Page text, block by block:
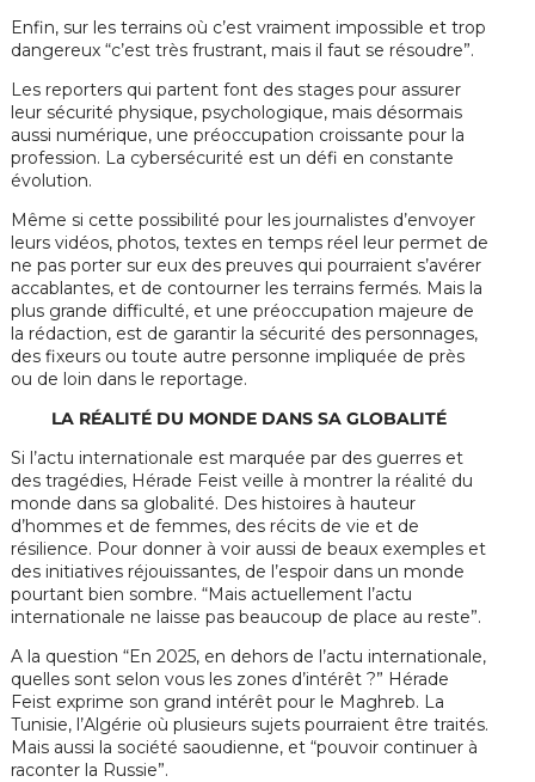
Enfin, sur les terrains où c’est vraiment impossible et trop
dangereux “c’est très frustrant, mais il faut se résoudre”.
Les reporters qui partent font des stages pour assurer
leur sécurité physique, psychologique, mais désormais
aussi numérique, une préoccupation croissante pour la
profession. La cybersécurité est un défi en constante
évolution.
Même si cette possibilité pour les journalistes d’envoyer
leurs vidéos, photos, textes en temps réel leur permet de
ne pas porter sur eux des preuves qui pourraient s’avérer
accablantes, et de contourner les terrains fermés. Mais la
plus grande difficulté, et une préoccupation majeure de
la rédaction, est de garantir la sécurité des personnages,
des fixeurs ou toute autre personne impliquée de près
ou de loin dans le reportage.
LA RÉALITÉ DU MONDE DANS SA GLOBALITÉ
Si l’actu internationale est marquée par des guerres et
des tragédies, Hérade Feist veille à montrer la réalité du
monde dans sa globalité. Des histoires à hauteur
d’hommes et de femmes, des récits de vie et de
résilience. Pour donner à voir aussi de beaux exemples et
des initiatives réjouissantes, de l’espoir dans un monde
pourtant bien sombre. “Mais actuellement l’actu
internationale ne laisse pas beaucoup de place au reste”.
A la question “En 2025, en dehors de l’actu internationale,
quelles sont selon vous les zones d’intérêt ?” Hérade
Feist exprime son grand intérêt pour le Maghreb. La
Tunisie, l’Algérie où plusieurs sujets pourraient être traités.
Mais aussi la société saoudienne, et “pouvoir continuer à
raconter la Russie”.